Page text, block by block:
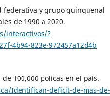
federativa y grupo quinquenal
de 1990 a 2020.
interactivos/?
4b94-823e-972457a12d4b
100,000 policas en el país.
Identifican-deficit-de-mas-de-